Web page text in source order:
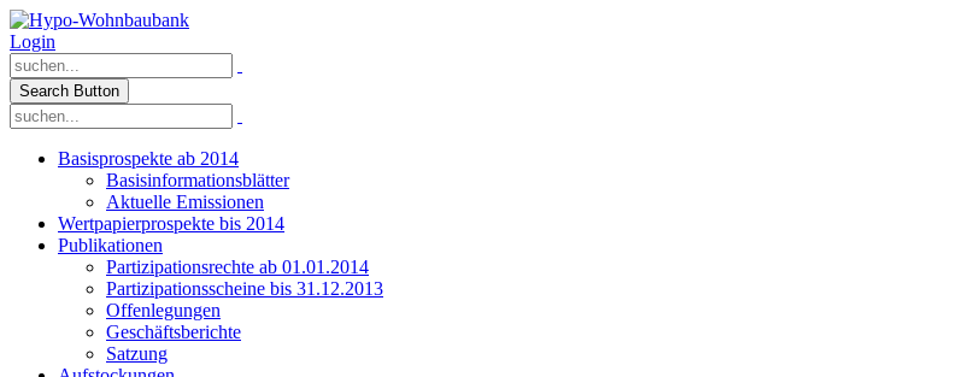
Login
Search Button
Basisprospekte ab 2014
Basisinformationsblätter
Aktuelle Emissionen
Wertpapierprospekte bis 2014
Publikationen
Partizipationsrechte ab 01.01.2014
Partizipationsscheine bis 31.12.2013
Offenlegungen
Geschäftsberichte
Satzung